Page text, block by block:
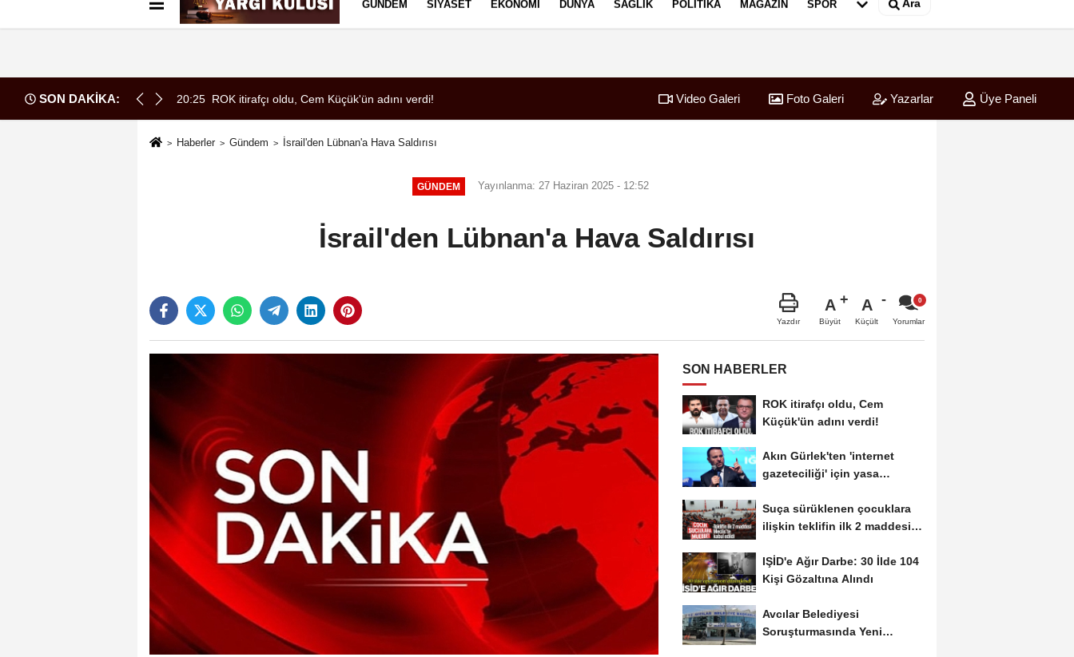
Künye İletişim Çerez Politikası
GÜNDEM SIYASET EKONOMI DÜNYA SAĞLIK POLITIKA MAGAZIN SPOR Ara
SON DAKİKA: 20:25 ROK itirafçı oldu, Cem Küçük'ün adını verdi! Video Galeri Foto Galeri Yazarlar Üye Paneli
Haberler Gündem İsrail'den Lübnan'a Hava Saldırısı
GÜNDEM Yayınlanma: 27 Haziran 2025 - 12:52
İsrail'den Lübnan'a Hava Saldırısı
Yazdır
A
Büyüt
A
Küçült Yorumlar
SON HABERLER
ROK itirafçı oldu, Cem
Küçük'ün adını verdi!
Akın Gürlek'ten 'internet
gazeteciliği' için yasa
Suça sürüklenen çocuklara
ilişkin teklifin ilk 2 maddesi
IŞİD'e Ağır Darbe: 30 İlde 104
Kişi Gözaltına Alındı
Avcılar Belediyesi
Soruşturmasında Yeni